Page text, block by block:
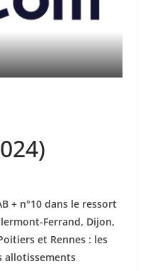
+ n°10 dans le ressort
Ferrand, Dijon,
et Rennes : les
allotissements